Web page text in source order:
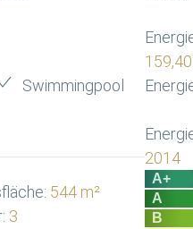
Swimmingpool
544 m²
3
2014
A+
A
B